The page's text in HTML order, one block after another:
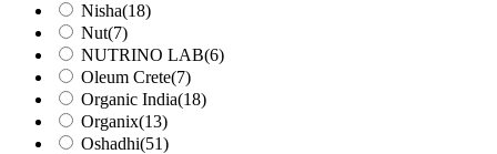
Nisha(18)
Nut(7)
NUTRINO LAB(6)
Oleum Crete(7)
Organic India(18)
Organix(13)
Oshadhi(51)